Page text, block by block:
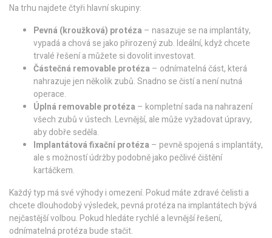
Na trhu najdete čtyři hlavní skupiny:
Pevná (kroužková) protéza – nasazuje se na implantáty,
vypadá a chová se jako přirozený zub. Ideální, když chcete
trvalé řešení a můžete si dovolit investovat.
Částečná removable protéza – odnímatelná část, která
nahrazuje jen několik zubů. Snadno se čistí a není nutná
operace.
Úplná removable protéza – kompletní sada na nahrazení
všech zubů v ústech. Levnější, ale může vyžadovat úpravy,
aby dobře seděla.
Implantátová fixační protéza – pevně spojená s implantáty,
ale s možností údržby podobně jako pečlivé čištění
kartáčkem.
Každý typ má své výhody i omezení. Pokud máte zdravé čelisti a
chcete dlouhodobý výsledek, pevná protéza na implantátech bývá
nejčastější volbou. Pokud hledáte rychlé a levnější řešení,
odnímatelná protéza bude stačit.